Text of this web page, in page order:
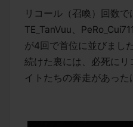
リコール（召喚）回数で
TE_TanVuu、
が4回で首位に並びまし
続けた裏には、必死にリ
イトたちの奔走があった